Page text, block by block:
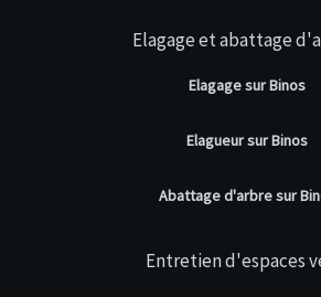
Elagage et abattage
Elagage sur Binos
Elagueur sur Binos
Abattage d'arbre sur
Entretien d'espaces